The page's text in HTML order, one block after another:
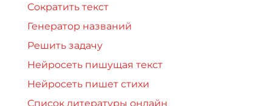
Сократить текст
Генератор названий
Решить задачу
Нейросеть пишущая текст
Нейросеть пишет стихи
Список литературы онлайн